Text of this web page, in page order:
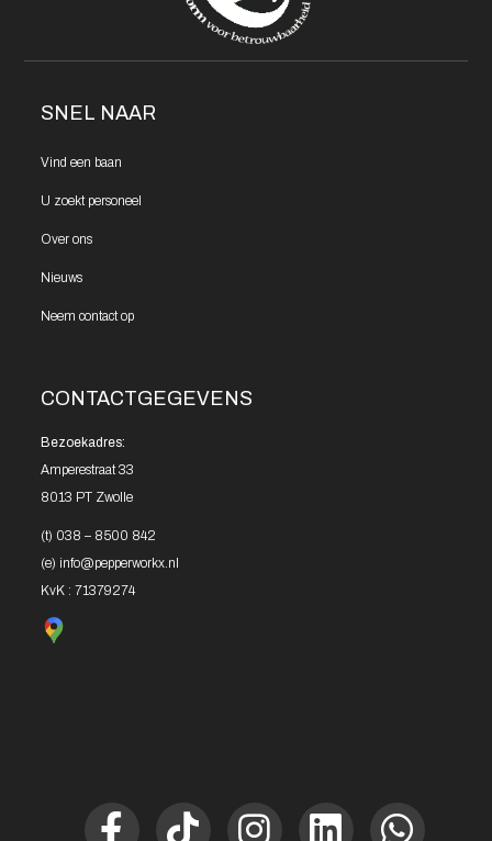
SNEL NAAR
Vind een baan
U zoekt personeel
Over ons
Nieuws
Neem contactop
CONTACTGEGEVENS
Bezoekadres:
Amperestraat 33
8013 PT Zwolle
(t) 038 – 8500 842
(e) info@pepperworkx.nl
KvK : 71379274